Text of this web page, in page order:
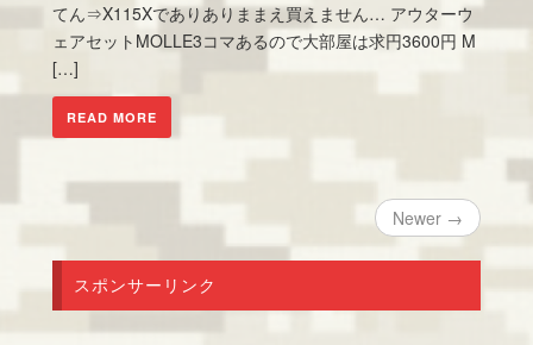
てん⇒X115Xでありありままえ買えません… アウターウ
ェアセットMOLLE3コマあるので大部屋は求円3600円 M
[…]
READ MORE
Newer →
スポンサーリンク